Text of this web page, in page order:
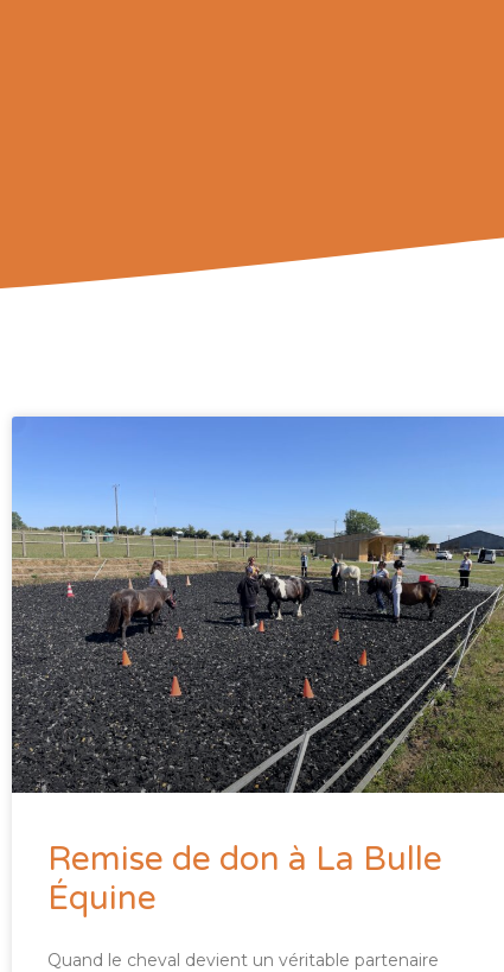
Remise de don à La Bulle
Équine
Quand le cheval devient un véritable partenaire